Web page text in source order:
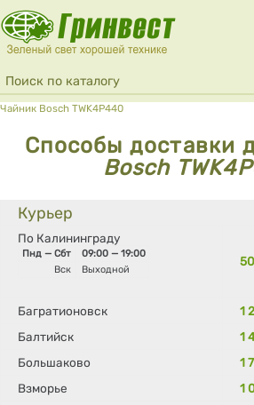
Перейти к основному содержанию
Форма поиска
Поиск
Вы здесь
Чайник Bosch TWK4P440
Способы доставки
Bosch
Курьер
По Калининграду
Пнд — Сбт
09:00 — 19:00
Вск
Выходной
Багратионовск 1
Балтийск
1
Большаково
1
Взморье
1